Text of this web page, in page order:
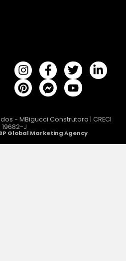
- MBigucci Construtora | CRECI
19682-J
Global Marketing Agency